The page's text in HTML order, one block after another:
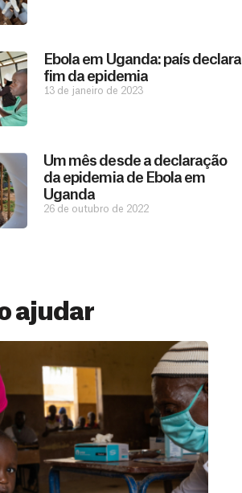
Ebola em Uganda: país declara
fim da epidemia
13 de janeiro de 2023
Um mês desde a declaração
da epidemia de Ebola em
Uganda
26 de outubro de 2022
ajudar